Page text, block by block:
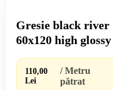
Gresie black river
60x120 high glossy
110,00
Lei
/ Metru
pătrat